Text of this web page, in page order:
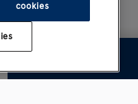
cookies